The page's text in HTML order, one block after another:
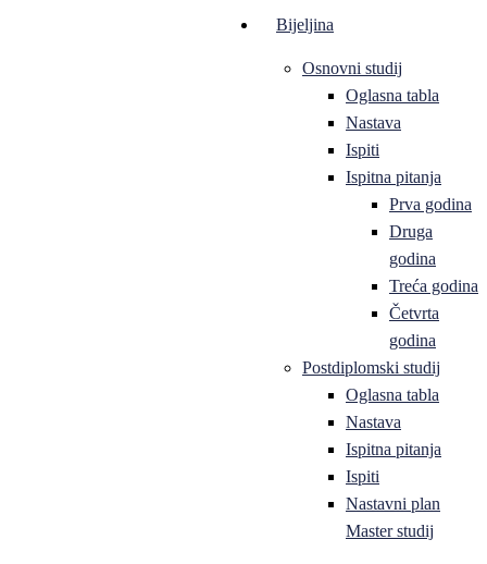
Bijeljina
Osnovni studij
Oglasna tabla
Nastava
Ispiti
Ispitna pitanja
Prva godina
Druga
godina
Treća godina
Četvrta
godina
Postdiplomski studij
Oglasna tabla
Nastava
Ispitna pitanja
Ispiti
Nastavni plan
Master studij